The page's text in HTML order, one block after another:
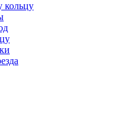
кольцу